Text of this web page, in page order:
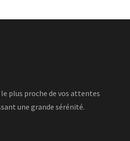
plus proche de vos attentes
une grande sérénité.